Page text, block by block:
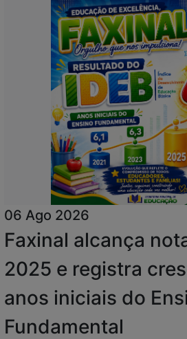
06 Ago 2026
Faxinal alcança
2025 e registra
anos iniciais do
Fundamental